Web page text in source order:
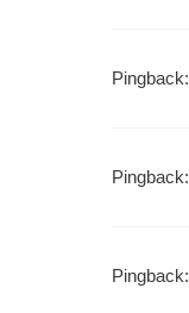
Pingback:
Pingback:
Pingback: